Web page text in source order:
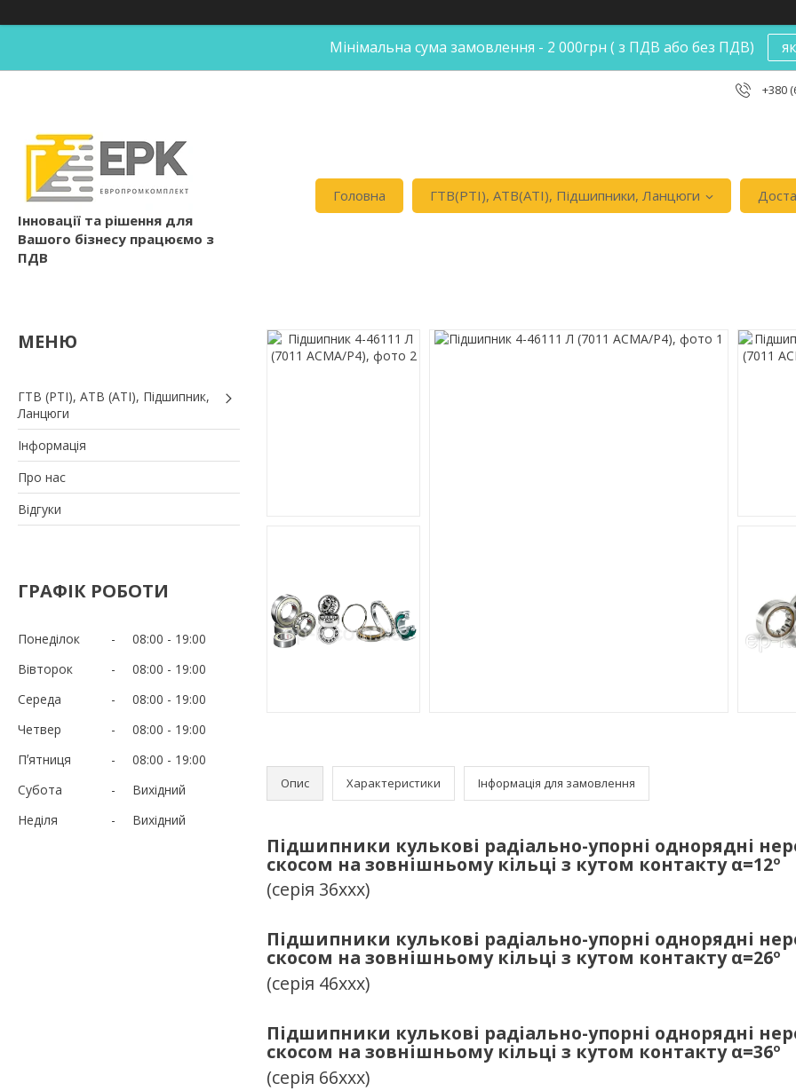
Мінімальна сума замовлення - 2 000грн ( з ПДВ або без ПДВ)
+380
Інновації та рішення для
Вашого бізнесу працюємо з
ПДВ
Головна ГТВ(РТI), АТВ(АТI), Пiдшипники, Ланцюги
ГТВ (РТI), АТВ (АТI), Пiдшипник,
Ланцюги
Iнформація
Про нас
Вiдгуки
ГРАФІК РОБОТИ
Понеділок 08:00
19:00
Вівторок
08:00
19:00
Середа
08:00
19:00
Четвер
08:00
19:00
Пʼятниця
08:00
19:00
Субота
Вихідний
Неділя
Вихідний
Опис Характеристики Інформація для замовлення
Підшипники кулькові радіально-упорні однорядні
скосом на зовнішньому кільці з кутом контактуα=12º
(серія 36ххх)
Підшипники кулькові радіально-упорні однорядні
скосом на зовнішньому кільці з кутом контактуα=26º
(серія 46ххх)
Підшипники кулькові радіально-упорні однорядні
скосом на зовнішньому кільці з кутом контактуα=36º
(серія 66ххх)